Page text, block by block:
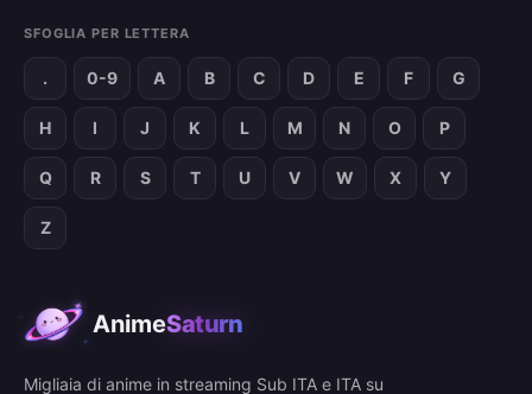
SFOGLIA PER LETTERA
. 0-9 A B C D E F G
H I J K L M N O P
Q R S T U V W X Y
Z
AnimeSaturn
Migliaia di anime in streaming Sub ITA e ITA su